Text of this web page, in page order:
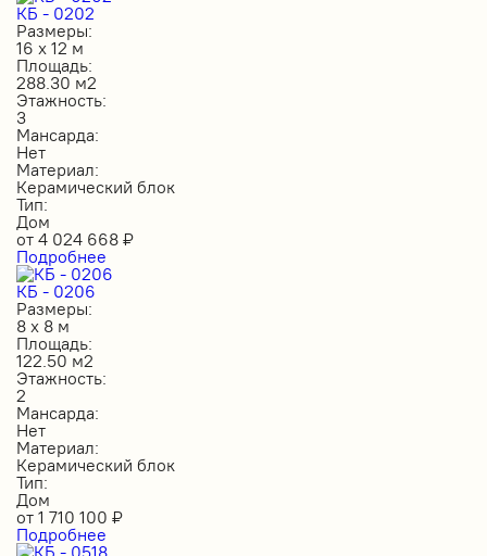
КБ - 0202
Размеры:
16 х 12 м
Площадь:
288.30 м2
Этажность:
3
Мансарда:
Нет
Материал:
Керамический блок
Тип:
Дом
от 4 024 668 ₽
Подробнее
КБ - 0206
Размеры:
8 х 8 м
Площадь:
122.50 м2
Этажность:
2
Мансарда:
Нет
Материал:
Керамический блок
Тип:
Дом
от 1 710 100 ₽
Подробнее